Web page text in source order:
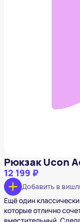
Рюкзак Ucon
12 199 ₽
Добавить в
Ещё один
которые отлично